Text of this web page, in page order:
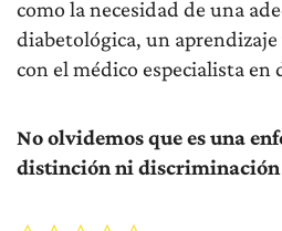
como la necesidad de una
diabetológica, un
con el médico especialista en
No olvidemos que es una
distinción ni discriminación